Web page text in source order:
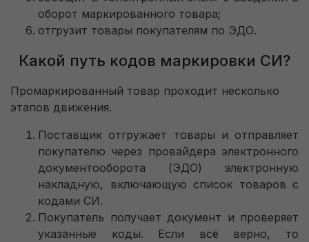
оборот маркированного товара;
отгрузит товары покупателям по ЭДО.
Какой путь кодов маркировки СИ?
Промаркированный товар проходит несколько
этапов движения.
Поставщик отгружает товары и отправляет
покупателю через провайдера электронного
документооборота (ЭДО) электронную
накладную, включающую список товаров с
кодами СИ.
Покупатель получает документ и проверяет
указанные коды. Если всё верно, то